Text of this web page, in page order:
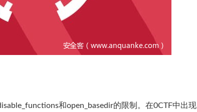
和open_basedir的限制。在0CTF中出现